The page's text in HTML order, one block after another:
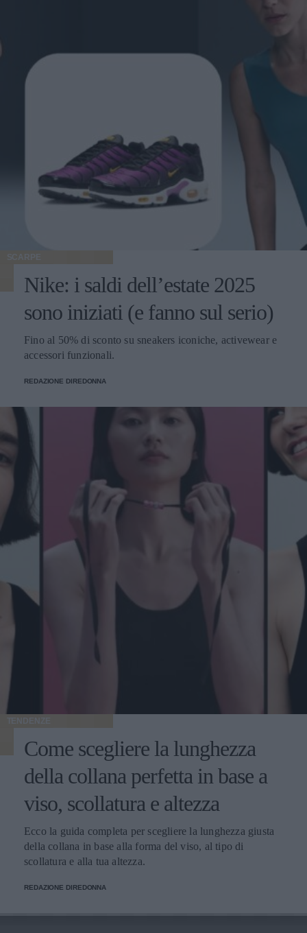
SCARPE
Nike: i saldi dell’estate 2025
sono iniziati (e fanno sul serio)
Fino al 50% di sconto su sneakers iconiche, activewear e
accessori funzionali.
REDAZIONE DIREDONNA
TENDENZE
Come scegliere la lunghezza
della collana perfetta in base a
viso, scollatura e altezza
Ecco la guida completa per scegliere la lunghezza giusta
della collana in base alla forma del viso, al tipo di
scollatura e alla tua altezza.
REDAZIONE DIREDONNA